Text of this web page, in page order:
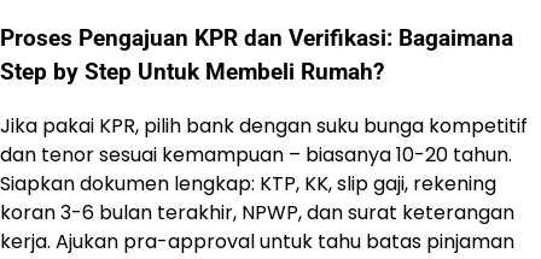
Proses Pengajuan KPR dan Verifikasi: Bagaimana
Step by Step Untuk Membeli Rumah?
Jika pakai KPR, pilih bank dengan suku bunga kompetitif
dan tenor sesuai kemampuan – biasanya 10-20 tahun.
Siapkan dokumen lengkap: KTP, KK, slip gaji, rekening
koran 3-6 bulan terakhir, NPWP, dan surat keterangan
kerja. Ajukan pra-approval untuk tahu batas pinjaman